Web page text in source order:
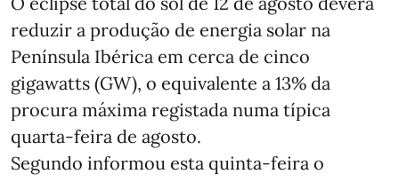
reduzir a produção de energia solar na
Península Ibérica em cerca de cinco
gigawatts (GW), o equivalente a 13% da
procura máxima registada numa típica
quarta-feira de agosto.
Segundo informou esta quinta-feira o